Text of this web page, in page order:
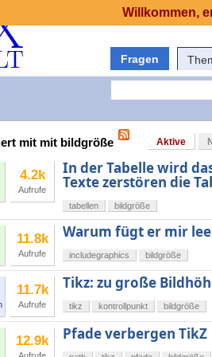
Fragen
mit mit bildgröße Aktive
4.2k
Aufrufe
In der Tabelle wird
Texte zerstören die
tabellen bildgröße
11.8k
Aufrufe
Warum fügt er mir
includegraphics bildgröße
11.7k
Aufrufe
Tikz: zu große
tikz kontrollpunkt bildgröße
12.9k Pfade verbergen TikZ
Willkommen,